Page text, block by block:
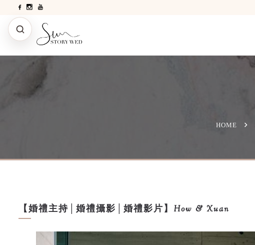
HOME
【婚禮主持│婚禮攝影│婚禮影片】How & Xuan